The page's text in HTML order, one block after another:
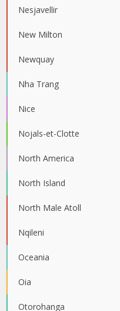
Nesjavellir
New Milton
Newquay
Nha Trang
Nice
Nojals-et-Clotte
North America
North Island
North Male Atoll
Nqileni
Oceania
Oia
Otorohanga